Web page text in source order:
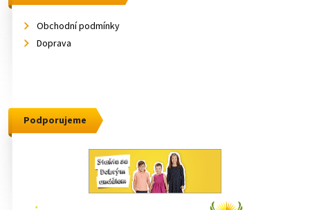
Obchodní podmínky
Doprava
Podporujeme